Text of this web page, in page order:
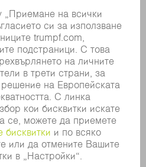
13 m/min
12 V